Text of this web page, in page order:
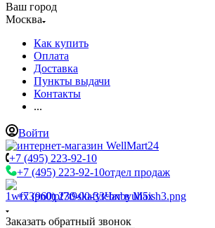
Ваш город
Москва
Как купить
Оплата
Доставка
Пункты выдачи
Контакты
...
Войти
+7 (495) 223-92-10
+7 (495) 223-92-10отдел продаж
+7 (960) 230-00-33Чат в Max
Заказать обратный звонок